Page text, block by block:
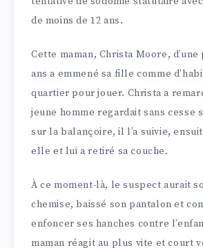
de moins de 12 ans.
Cette maman, Christa Moore,
ans a emmené sa fille comme
quartier pour jouer. Christa a
jeune homme regardait sans cesse
sur la balançoire, il l’a suivie,
elle et lui a retiré sa couche.
À ce moment-là, le suspect aurait
chemise, baissé son pantalon et
enfoncer ses hanches contre
maman réagit au plus vite et court